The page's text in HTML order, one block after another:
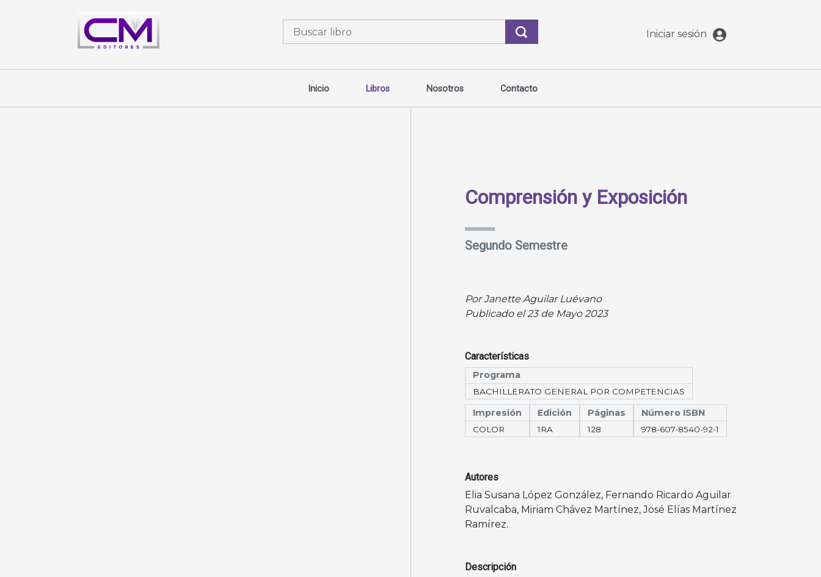
Iniciar sesión
Inicio Libros Nosotros Contacto
Comprensión y Exposición
Segundo Semestre
Por Janette Aguilar Luévano
Publicado el 23 de Mayo 2023
Características
Programa
BACHILLERATO GENERAL POR COMPETENCIAS
Impresión
COLOR
Edición
1RA
Páginas
128
Número ISBN
978-607-8540-92-1
Autores
Elia Susana López González, Fernando Ricardo Aguilar
Ruvalcaba, Miriam Chávez Martínez,José Elías Martínez
Ramírez.
Descripción